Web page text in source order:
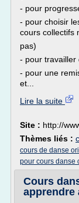
- pour
- pour choisir
cours collectifs
pas)
- pour travailler
- pour une
et...
Lire la suite
Site : http://
Thèmes liés :
cours de danse
pour cours danse
Cours
apprendre